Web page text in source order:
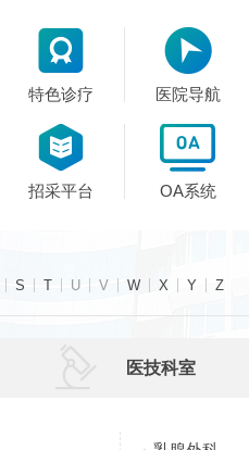

特色诊疗

医院导航

招采平台

OA系统
S T U V W X Y Z
医技科室